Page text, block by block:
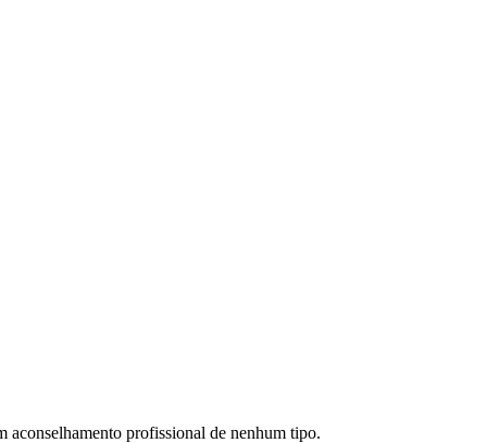
aconselhamento profissional de nenhum tipo.